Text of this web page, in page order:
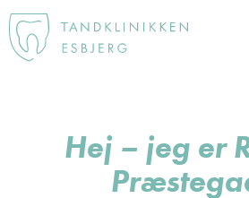
Hej – jeg er